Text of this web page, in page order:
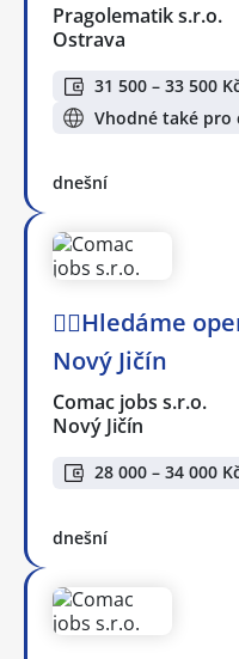
Pragolematik s.r.o.
Ostrava
31 500 – 33 500
Vhodné také pro
dnešní
🕵️‍♂️Hledáme
Nový Jičín
Comac jobs s.r.o.
Nový Jičín
28 000 – 34 000
dnešní